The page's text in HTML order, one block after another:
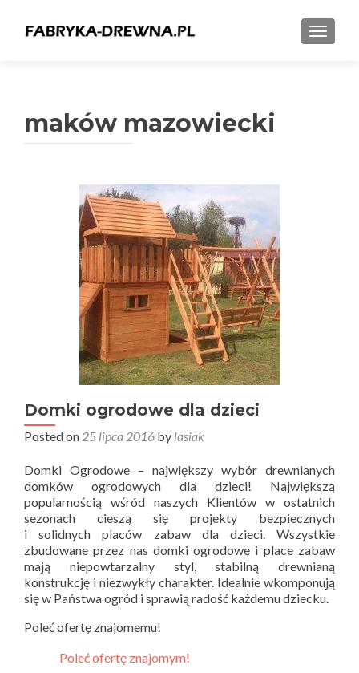
maków mazowiecki
Domki ogrodowe dla dzieci
Posted on 25 lipca 2016 by lasiak
Domki Ogrodowe – największy wybór drewnianych
domków ogrodowych dla dzieci! Największą
popularnością wśród naszych Klientów w ostatnich
sezonach cieszą się projekty bezpiecznych
i solidnych placów zabaw dla dzieci. Wszystkie
zbudowane przez nas domki ogrodowe i place zabaw
mają niepowtarzalny styl, stabilną drewnianą
konstrukcję i niezwykły charakter. Idealnie wkomponują
się w Państwa ogród i sprawią radość każdemu dziecku.
Poleć ofertę znajomemu!
Poleć ofertę znajomym!